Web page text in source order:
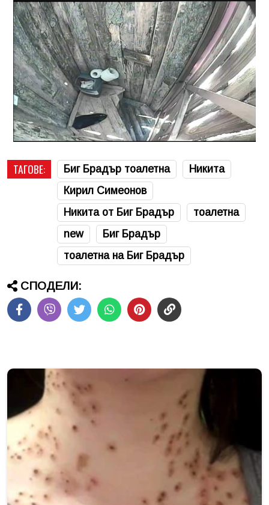
ТАГОВЕ: Биг Брадър тоалетна
Никита
Кирил Симеонов
Никита от Биг Брадър
тоалетна
new
Биг Брадър
тоалетна на Биг Брадър
СПОДЕЛИ: